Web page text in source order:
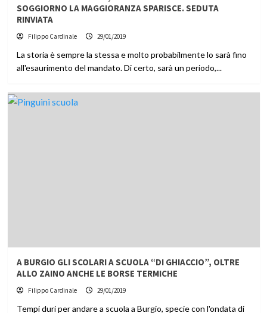
SOGGIORNO LA MAGGIORANZA SPARISCE. SEDUTA
RINVIATA
Filippo Cardinale 29/01/2019
La storia è sempre la stessa e molto probabilmente lo sarà fino
all'esaurimento del mandato. Di certo, sarà un periodo,...
A BURGIO GLI SCOLARI A SCUOLA “DI GHIACCIO”, OLTRE
ALLO ZAINO ANCHE LE BORSE TERMICHE
Filippo Cardinale 29/01/2019
Tempi duri per andare a scuola a Burgio, specie con l'ondata di